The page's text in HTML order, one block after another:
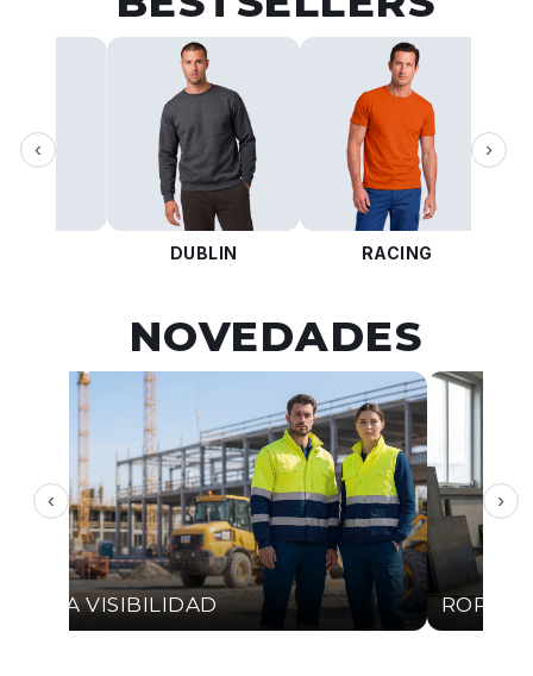
‹
DUBLIN RACING
›
NOVEDADES
‹
ALTA VISIBILIDAD ROPA
›